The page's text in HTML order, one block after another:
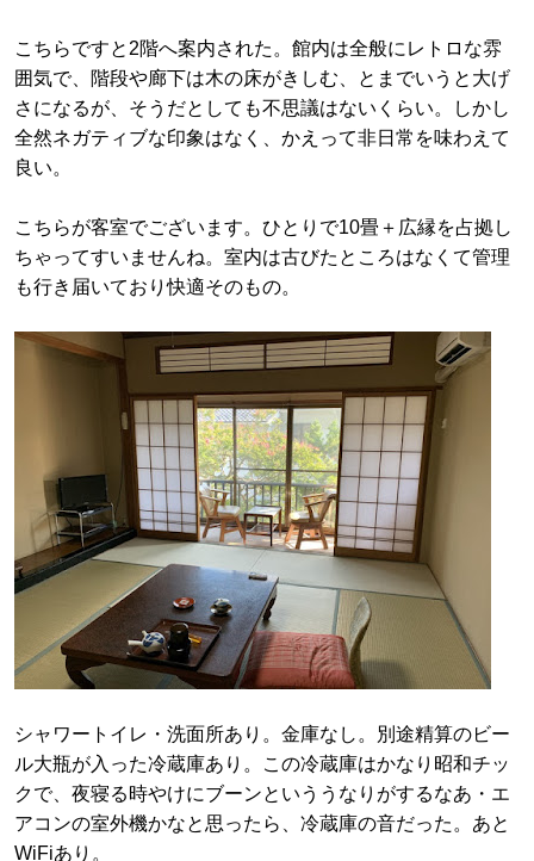
こちらですと2階へ案内された。館内は全般にレトロな雰
囲気で、階段や廊下は木の床がきしむ、とまでいうと大げ
さになるが、そうだとしても不思議はないくらい。しかし
全然ネガティブな印象はなく、かえって非日常を味わえて
良い。
こちらが客室でございます。ひとりで10畳＋広縁を占拠し
ちゃってすいませんね。室内は古びたところはなくて管理
も行き届いており快適そのもの。
シャワートイレ・洗面所あり。金庫なし。別途精算のビー
ル大瓶が入った冷蔵庫あり。この冷蔵庫はかなり昭和チッ
クで、夜寝る時やけにブーンといううなりがするなあ・エ
アコンの室外機かなと思ったら、冷蔵庫の音だった。あと
WiFiあり。